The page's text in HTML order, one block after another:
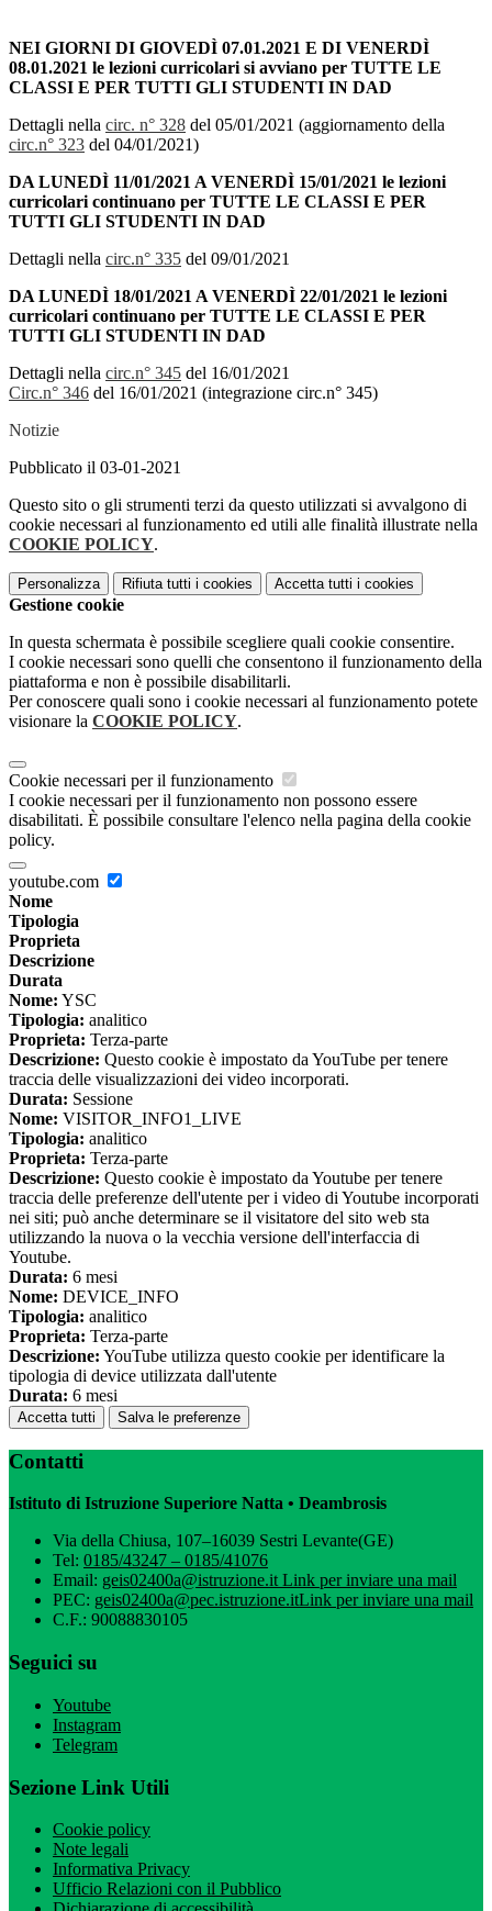
NEI GIORNI DI GIOVEDÌ 07.01.2021 E DI VENERDÌ
08.01.2021 le lezioni curricolari si avviano per TUTTE LE
CLASSI E PER TUTTI GLI STUDENTI IN DAD
Dettagli nella circ. n° 328 del 05/01/2021 (aggiornamento della
circ.n° 323 del 04/01/2021)
DA LUNEDÌ 11/01/2021 A VENERDÌ 15/01/2021 le lezioni
curricolari continuano per TUTTE LE CLASSI E PER
TUTTI GLI STUDENTI IN DAD
Dettagli nella circ.n° 335 del 09/01/2021
DA LUNEDÌ 18/01/2021 A VENERDÌ 22/01/2021 le lezioni
curricolari continuano per TUTTE LE CLASSI E PER
TUTTI GLI STUDENTI IN DAD
Dettagli nella circ.n° 345 del 16/01/2021
Circ.n° 346 del 16/01/2021 (integrazione circ.n° 345)
Notizie
Pubblicato il 03-01-2021
Questo sito o gli strumenti terzi da questo utilizzati si avvalgono di
cookie necessari al funzionamento ed utili alle finalità illustrate nella
COOKIE POLICY.
Personalizza Rifiuta tutti i cookies Accetta tutti i cookies
Gestione cookie
In questa schermata è possibile scegliere quali cookie consentire.
I cookie necessari sono quelli che consentono il funzionamento della
piattaforma e non è possibile disabilitarli.
Per conoscere quali sono i cookie necessari al funzionamento potete
visionare la COOKIE POLICY.
Cookie necessari per il funzionamento
I cookie necessari per il funzionamento non possono essere
disabilitati. È possibile consultare l'elenco nella pagina della cookie
policy.
youtube.com
Nome
Tipologia
Proprieta
Descrizione
Durata
Nome: YSC
Tipologia: analitico
Proprieta: Terza-parte
Descrizione: Questo cookie è impostato da YouTube per tenere
traccia delle visualizzazioni dei video incorporati.
Durata: Sessione
Nome: VISITOR_INFO1_LIVE
Tipologia: analitico
Proprieta: Terza-parte
Descrizione: Questo cookie è impostato da Youtube per tenere
traccia delle preferenze dell'utente per i video di Youtube incorporati
nei siti; può anche determinare se il visitatore del sito web sta
utilizzando la nuova o la vecchia versione dell'interfaccia di
Youtube.
Durata: 6 mesi
Nome: DEVICE_INFO
Tipologia: analitico
Proprieta: Terza-parte
Descrizione: YouTube utilizza questo cookie per identificare la
tipologia di device utilizzata dall'utente
Durata: 6 mesi
Accetta tutti Salva le preferenze
Contatti
Istituto di Istruzione Superiore Natta • Deambrosis
Via della Chiusa, 107–16039 Sestri Levante(GE)
Tel: 0185/43247 – 0185/41076
Email: geis02400a@istruzione.itLink per inviare una mail
PEC: geis02400a@pec.istruzione.itLink per inviare una mail
C.F.: 90088830105
Seguici su
Youtube
Instagram
Telegram
Sezione Link Utili
Cookie policy
Note legali
Informativa Privacy
Ufficio Relazioni con il Pubblico